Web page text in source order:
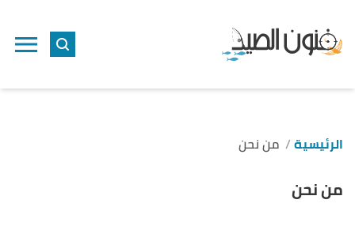
الرئيسية من نحن
من نحن